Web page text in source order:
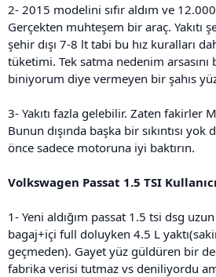
2- 2015 modelini sıfır aldım ve
Gerçekten muhteşem bir araç. Yakıtı
şehir dışı 7-8 lt tabi bu hız kuralları
tüketimi. Tek satma nedenim
biniyorum diye vermeyen bir şahıs
3- Yakıtı fazla gelebilir. Zaten fakirler
Bunun dışında başka bir sıkıntısı
önce sadece motoruna iyi baktırın.
Volkswagen Passat 1.5 TSI
1- Yeni aldığım passat 1.5 tsi dsg
bagaj+içi full doluyken 4.5 L
geçmeden). Gayet yüz güldüren bir
fabrika verisi tutmaz vs deniliyordu